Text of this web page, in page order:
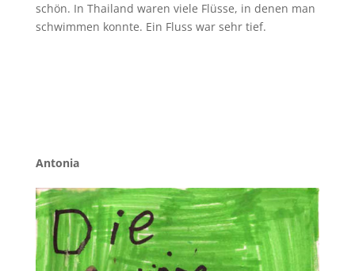
schön. In Thailand waren viele Flüsse, in denen man
schwimmen konnte. Ein Fluss war sehr tief.
Antonia